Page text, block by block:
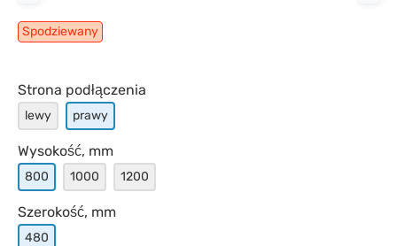
Spodziewany
Strona podłączenia
lewy prawy
Wysokość, mm
800 1000 1200
Szerokość, mm
480